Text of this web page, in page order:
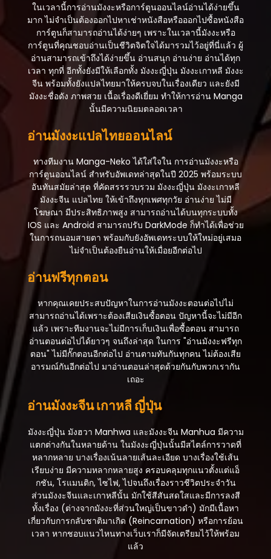
ในเวลานี้การอ่านมังงะหรือการ์ตูนออนไลน์อ่านได้ง่ายขึ้น
มาก ไม่จำเป็นต้องออกไปหาเช่าหนังสือหรือออกไปซื้อหนังสือ
การ์ตูนก็สามารถอ่านได้ง่ายๆ เพราะในเวลานี้มังงะหรือ
การ์ตูนที่คุณชอบอ่านเป็นชีวิตจิตใจได้มารวมไว้อยู่ที่นี่แล้ว ผู้
อ่านสามารถเข้าถึงได้ง่ายขึ้น อ่านสนุก อ่านง่าย อ่านได้ทุก
เวลา ทุกที่ อีกทั้งยังมีให้เลือกทั้ง มังงะญี่ปุ่น มังงะเกาหลี มังงะ
จีน พร้อมทั้งยังแปลไทยมาให้ครบจบในเรื่องเดียว และยังมี
มังงะชื่อดัง ภาพสวย เนื้อเรื่องดีเยี่ยม ทำให้การอ่าน Manga
นั้นมีความนิยมตลอดเวลา
อ่านมังงะแปลไทยออนไลน์
ทางทีมงาน Manga-Neko ได้ใส่ใจใน การอ่านมังงะหรือ
การ์ตูนออนไลน์ สำหรับอัพเดทล่าสุดในปี 2025 พร้อมระบบ
อันทันสมัยล่าสุด ที่คัดสรรรวบรวม มังงะญี่ปุ่น มังงะเกาหลี
มังงะจีน แปลไทย ให้เข้าถึงทุกเพศทุกวัย อ่านง่าย ไม่มี
โฆษณา มีประสิทธิภาพสูง สามารถอ่านได้บนทุกระบบทั้ง
IOS และ Android สามารถปรับ DarkMode ก็ทำได้เพื่อช่วย
ในการถนอมสายตา พร้อมกับยังอัพเดทระบบให้ใหม่อยู่เสมอ
ไม่จำเป็นต้องยืนอ่านให้เมื่อยอีกต่อไป
อ่านฟรีทุกตอน
หากคุณเคยประสบปัญหาในการอ่านมังงะตอนต่อไปไม่
สามารถอ่านได้เพราะต้องเสียเงินซื้อตอน ปัญหานี้จะไม่มีอีก
แล้ว เพราะทีมงานจะไม่มีการเก็บเงินเพื่อซื้อตอน สามารถ
อ่านตอนต่อไปได้ยาวๆ จนถึงล่าสุด ในการ "อ่านมังงะฟรีทุก
ตอน" ไม่มีกั๊กตอนอีกต่อไป อ่านตามทันกันทุกคน ไม่ต้องเสีย
อารมณ์กันอีกต่อไป มาอ่านตอนล่าสุดด้วยกันกับพวกเรากัน
เถอะ
อ่านมังงะจีน เกาหลี ญี่ปุ่น
มังงะญี่ปุ่น มังฮวา Manhwa และมังงะจีน Manhua มีความ
แตกต่างกันในหลายด้าน ในมังงะญี่ปุ่นนั้นมีสไตล์การวาดที่
หลากหลาย บางเรื่องเน้นลายเส้นละเอียด บางเรื่องใช้เส้น
เรียบง่าย มีความหลากหลายสูง ครอบคลุมทุกแนวตั้งแต่แอ็
กชัน, โรแมนติก, ไซไฟ, ไปจนถึงเรื่องราวชีวิตประจำวัน
ส่วนมังงะจีนและเกาหลีนั้น มักใช้สีสันสดใสและมีการลงสี
ทั้งเรื่อง (ต่างจากมังงะที่ส่วนใหญ่เป็นขาวดำ) มักมีเนื้อหา
เกี่ยวกับการกลับชาติมาเกิด (Reincarnation) หรือการย้อน
เวลา หากชอบแนวไหนทางเว็บเราก็มีจัดเตรียมไว้ให้พร้อม
แล้ว